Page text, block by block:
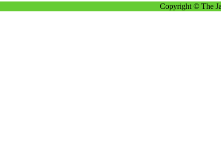
Copyright © The